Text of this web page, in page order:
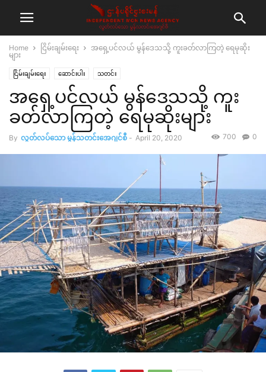
Home ငြိမ်းချမ်းရေး
အရှေ့ပင်လယ် မွန်ဒေသသို့ ကူးခတ်လာကြတဲ့ ရေမုဆိုး
များ
ငြိမ်းချမ်းရေး ဆောင်းပါး သတင်း
အရှေ့ပင်လယ် မွန်ဒေသသို့ ကူး
ခတ်လာကြတဲ့ ရေမုဆိုးများ
By လွတ်လပ်သော မွန်သတင်းအေဂျင်စီ - April 20, 2020 0
700